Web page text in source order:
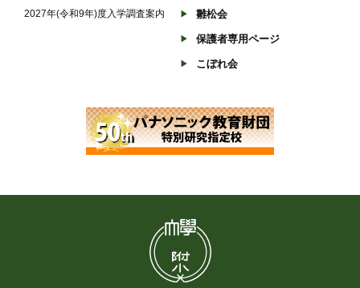
2027年(令和9年)度入学調査案内
雛松会
保護者専用ページ
こぼれ会